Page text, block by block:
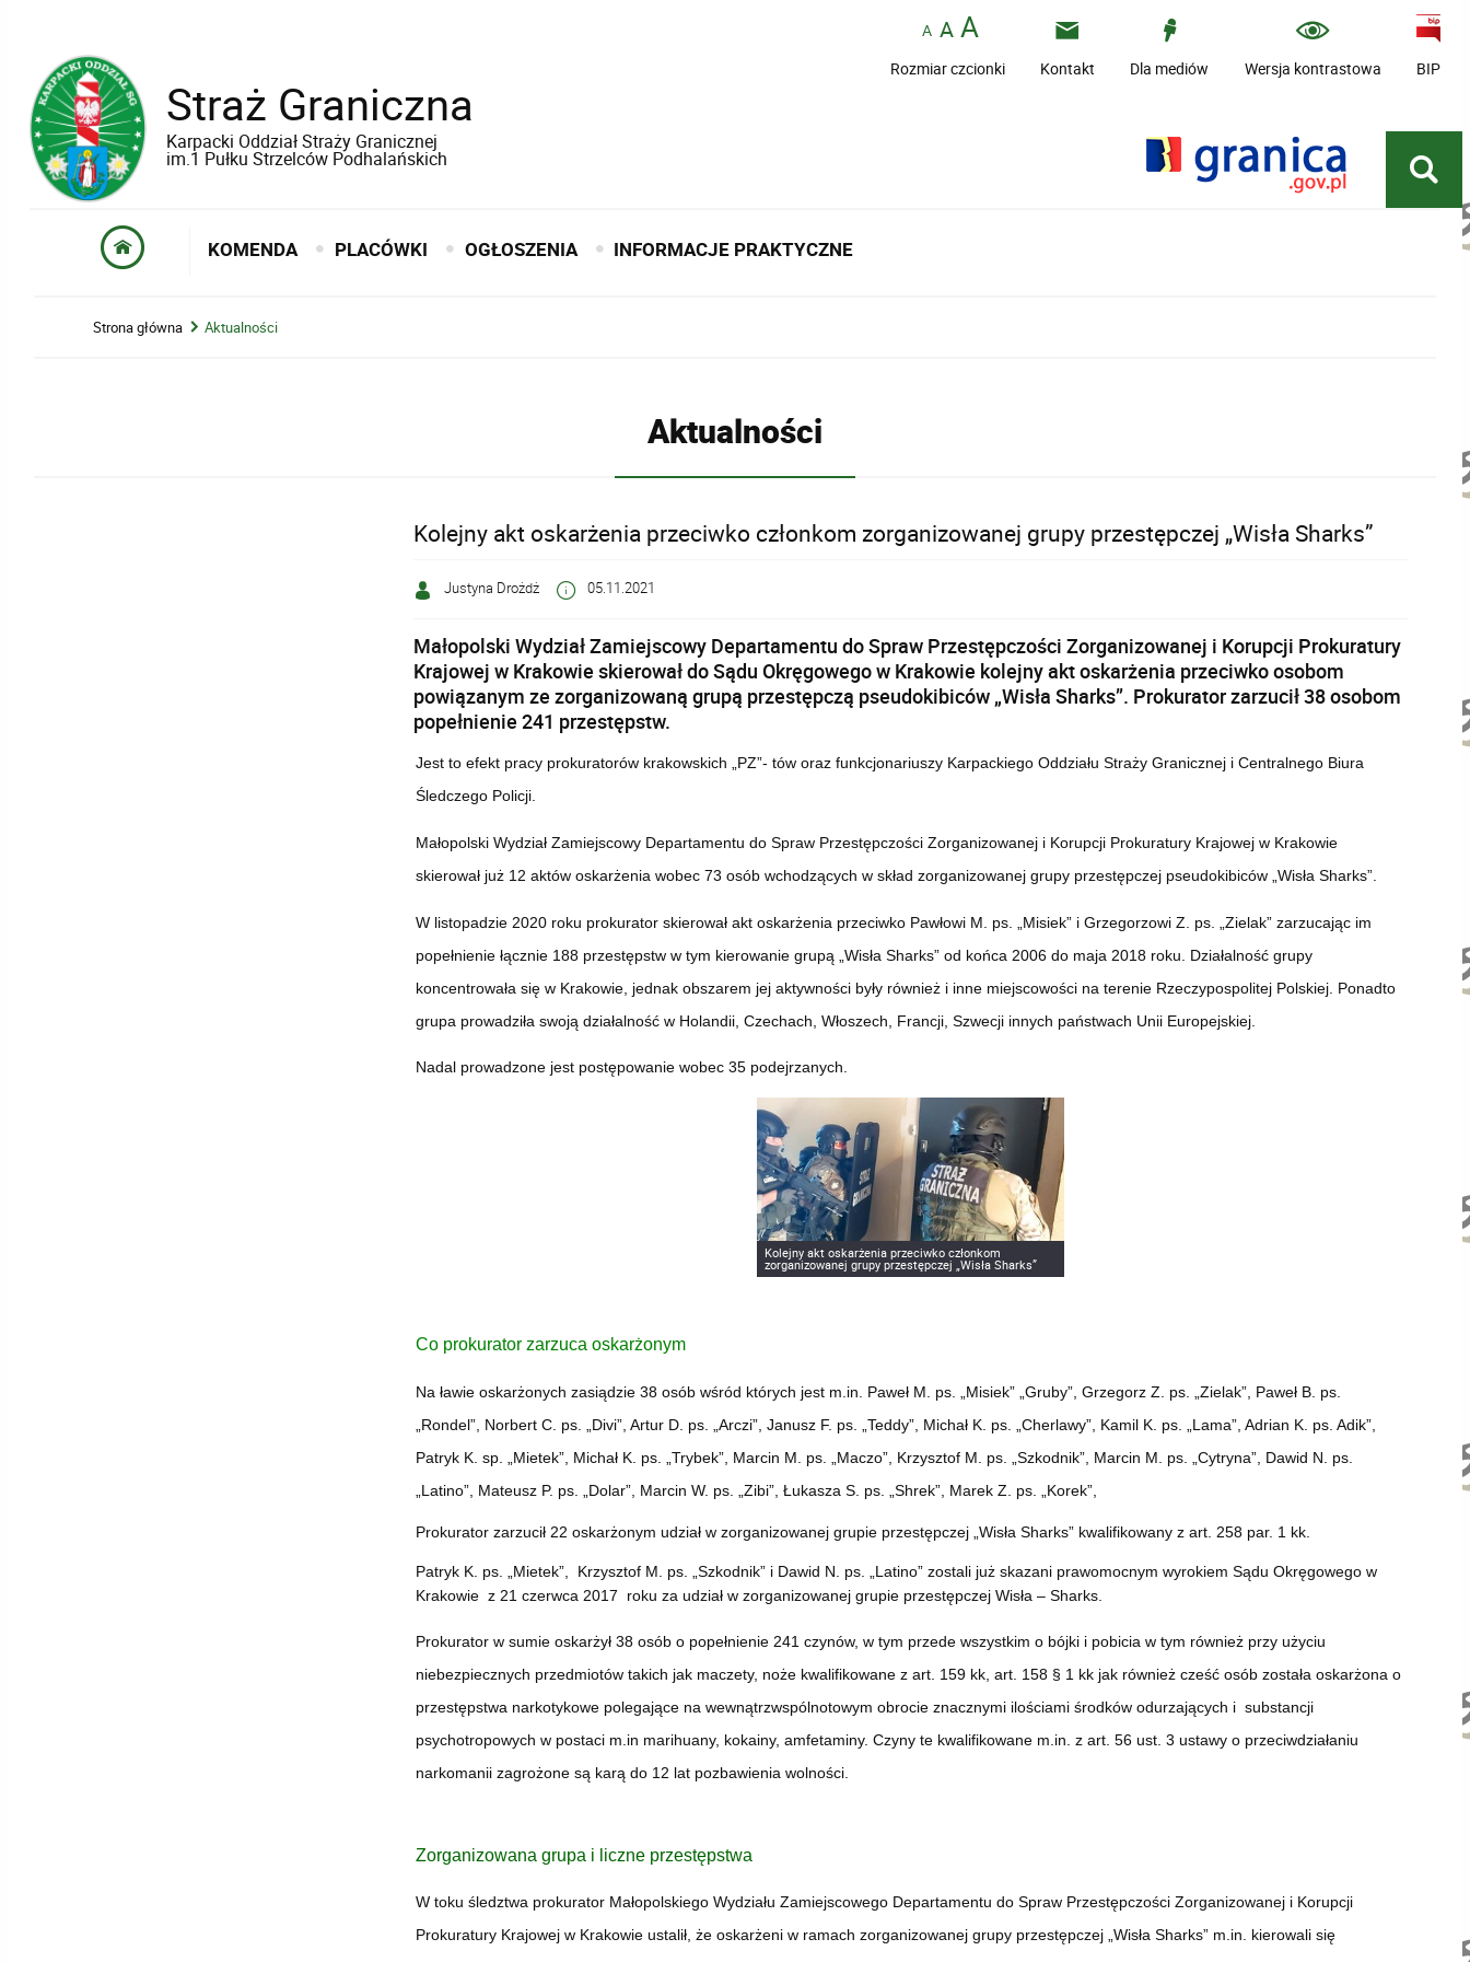
Straż Graniczna
Karpacki Oddział Straży Granicznej
im.1 Pułku Strzelców Podhalańskich
Rozmiar czcionki Kontakt Dla mediów Wersja kontrastowa BIP
KOMENDA PLACÓWKI OGŁOSZENIA INFORMACJE PRAKTYCZNE
Strona główna Aktualności
Aktualności
Kolejny akt oskarżenia przeciwko członkom zorganizowanej grupy przestępczej „Wisła Sharks”
Justyna Drożdż 05.11.2021
Małopolski Wydział Zamiejscowy Departamentu do Spraw Przestępczości Zorganizowanej i Korupcji Prokuratury
Krajowej w Krakowie skierował do Sądu Okręgowego w Krakowie kolejny akt oskarżenia przeciwko osobom
powiązanym ze zorganizowaną grupą przestępczą pseudokibiców „Wisła Sharks”. Prokurator zarzucił 38 osobom
popełnienie 241 przestępstw.
Jest to efekt pracy prokuratorów krakowskich „PZ”- tów oraz funkcjonariuszy Karpackiego Oddziału Straży Granicznej iCentralnego Biura
Śledczego Policji.
Małopolski Wydział Zamiejscowy Departamentu do Spraw Przestępczości Zorganizowanej i Korupcji Prokuratury Krajowej w Krakowie
skierował już 12 aktów oskarżenia wobec 73 osób wchodzących w skład zorganizowanej grupy przestępczej pseudokibiców „Wisła Sharks”.
W listopadzie 2020 roku prokurator skierował akt oskarżenia przeciwko Pawłowi M. ps. „Misiek” i Grzegorzowi Z. ps. „Zielak” zarzucając im
popełnienie łącznie 188 przestępstw w tym kierowanie grupą „Wisła Sharks” od końca 2006 do maja 2018 roku. Działalność grupy
koncentrowała się w Krakowie, jednak obszarem jej aktywności były również i inne miejscowości na terenie Rzeczypospolitej Polskiej. Ponadto
grupa prowadziła swoją działalność w Holandii, Czechach, Włoszech, Francji, Szwecji innych państwach Unii Europejskiej.
Nadal prowadzone jest postępowanie wobec 35 podejrzanych.
Kolejny akt oskarżenia przeciwko członkom
zorganizowanej grupy przestępczej „Wisła Sharks”
Co prokurator zarzuca oskarżonym
Na ławie oskarżonych zasiądzie 38 osób wśród których jest m.in. Paweł M. ps. „Misiek” „Gruby”, Grzegorz Z. ps. „Zielak”, Paweł B. ps.
„Rondel”, Norbert C. ps. „Divi”, Artur D. ps. „Arczi”, Janusz F. ps. „Teddy”, Michał K. ps. „Cherlawy”, Kamil K. ps. „Lama”, Adrian K. ps. Adik”,
Patryk K. sp. „Mietek”, Michał K. ps. „Trybek”, Marcin M. ps. „Maczo”, Krzysztof M. ps. „Szkodnik”, Marcin M. ps. „Cytryna”, Dawid N. ps.
„Latino”, Mateusz P. ps. „Dolar”, Marcin W. ps. „Zibi”, Łukasza S. ps. „Shrek”, Marek Z. ps. „Korek”,
Prokurator zarzucił 22 oskarżonym udział w zorganizowanej grupie przestępczej „Wisła Sharks” kwalifikowany z art. 258 par. 1 kk.
Patryk K. ps. „Mietek”, Krzysztof M. ps. „Szkodnik” i Dawid N. ps. „Latino” zostali już skazani prawomocnym wyrokiem Sądu Okręgowego w
Krakowie z 21 czerwca 2017 roku za udział w zorganizowanej grupie przestępczej Wisła – Sharks.
Prokurator w sumie oskarżył 38 osób o popełnienie 241 czynów, w tym przede wszystkim o bójki i pobicia w tym również przy użyciu
niebezpiecznych przedmiotów takich jak maczety, noże kwalifikowane z art. 159 kk, art. 158 § 1 kk jak również cześć osób została oskarżona o
przestępstwa narkotykowe polegające na wewnątrzwspólnotowym obrocie znacznymi ilościami środków odurzających i substancji
psychotropowych w postaci m.in marihuany, kokainy, amfetaminy. Czyny te kwalifikowane m.in. z art. 56 ust. 3 ustawy o przeciwdziałaniu
narkomanii zagrożone są karą do 12 lat pozbawienia wolności.
Zorganizowana grupa i liczne przestępstwa
W toku śledztwa prokurator Małopolskiego Wydziału Zamiejscowego Departamentu do Spraw Przestępczości Zorganizowanej i Korupcji
Prokuratury Krajowej w Krakowie ustalił, że oskarżeni w ramach zorganizowanej grupy przestępczej „Wisła Sharks” m.in. kierowali się